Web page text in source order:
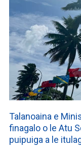
Talanoaina e
finagalo o le Atu
puipuiga a le